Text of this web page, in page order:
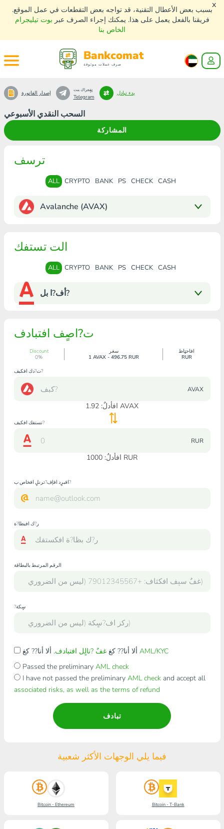
بسبب بعض الأعطال التقنية، قد تواجه بعض التقطعات في عمل الموقع.
فريقنا بالفعل يعمل على هذا. يمكنك إجراء الصرف عبر بوت تيليجرام
الخاص بنا
x
Bankcomat
صرف عملات موثوقة
السحب النقدي الأسبوعي
المشاركة
إصدار الفاتورة تٍفٍجراك بنت
Telegram
بدء تبادل
ترسف
ALL CRYPTO BANK PS CHECK CASH
Avalanche (AVAX)
الت تستفك
ALL CRYPTO BANK PS CHECK CASH
أف?ا بل?
ت?اصٍف افتبادف
Discount
0%
سغر
1 AVAX - 496.75 RUR
افاحتٍاظ
RUR
ت?دك افكبف?
AVAX
افأدلٌ: 1.92 AVAX
تستفك افكبف?
RUR
افأدلٌ: 1000 RUR
افبرٍد افإف?ترنلٍ افخاص ب?
ر?ك افبظا?ة
الرقم المرتبط بالبطاقة
?سٍكة
ألا أنا?? كغغفٌ ?نالٍل افتبادف
AML/KYC
Passed the preliminary AML check
I have not passed the preliminary AML checkand accept all
associated risks, as well as the terms of refund
تبادف
فيما يلي الوجهات الأكثر شعبية
Bitcoin - Ethereum Bitcoin - T-Bank